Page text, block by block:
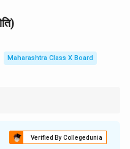
Maharashtra Class X Board
पुरुषं वचनं च अनुसरति(यथा
लिङ्गं,विभक्तिं,वचनं च अनुसरति
Verified By Collegedunia